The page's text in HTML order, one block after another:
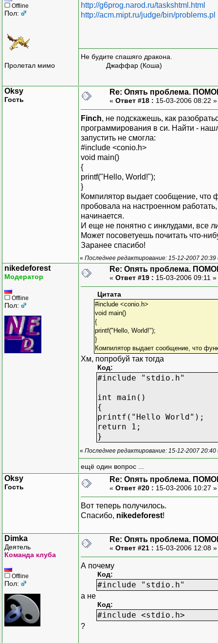
Offline
Пол:
Пролетал мимо
http://g6prog.narod.ru/taskshtml.html
http://acm.mipt.ru/judge/bin/problems.pl
Не будите спашяго дракона.
Джаффар (Коша)
Oksy
Гость
Re: Опять проблема.
« Ответ #18 : 15-03-2006 08:22
Finch, не подскажешь, как
программирования в си. Найти -
запустить не смогла:
#include <conio.h>
void main()
{
printf("Hello, World!");
}
Компилятор выдает сообщение, что
пробовала на настроенном
начинается.
И еще не понятно с инклудами, все
Может посоветуешь почитать что-
Заранее спасибо!
« Последнее редактирование: 15-12-2007
nikedeforest
Модератор
Offline
Пол:
Re: Опять проблема.
« Ответ #19 : 15-03-2006 09:11 »
Цитата
#include <conio.h>
void main()
{
printf("Hello, World!");
}
Компилятор выдает сообщение, что
Хм, попробуй так тогда
Код:
#include "stdio.h"
int main()
{
printf("Hello World");
return 1;
}
« Последнее редактирование: 15-12-2007
ещё один вопрос ...
Oksy
Гость
Re: Опять проблема.
« Ответ #20 : 15-03-2006 10:27
Вот теперь получилось.
Спасибо, nikedeforest!
Dimka
Деятель
Команда клуба
Offline
Пол:
Re: Опять проблема.
« Ответ #21 : 15-03-2006 12:08
А почему
Код:
#include "stdio.h"
а не
Код:
#include <stdio.h>
?